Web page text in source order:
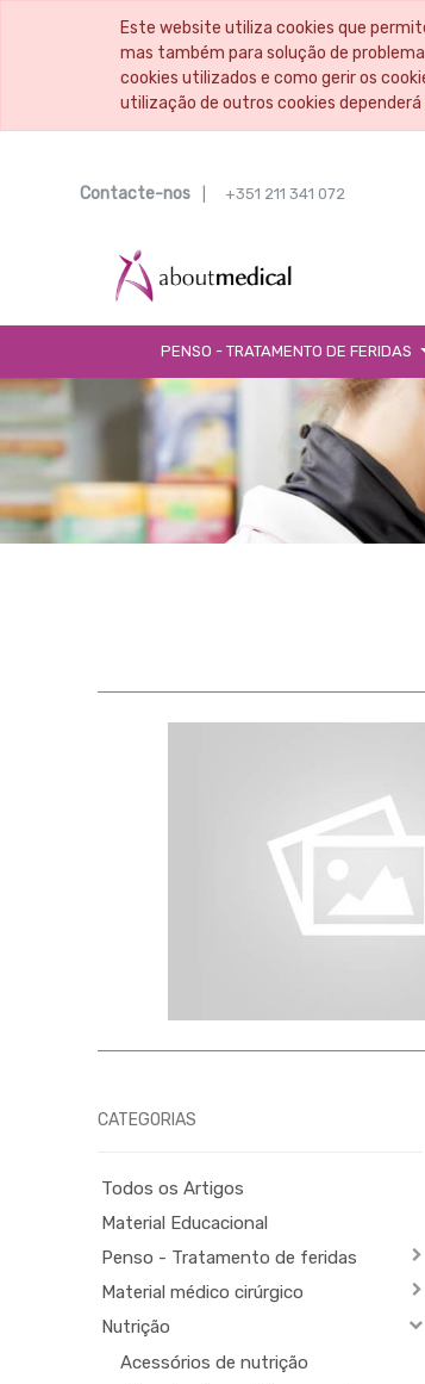
Este website utiliza cookies que
mas também para solução de
cookies utilizados e como gerir os
utilização de outros cookies
Contacte-nos +351 211 341 072
PENSO - TRATAMENTO DE FERIDAS
CATEGORIAS
Todos os Artigos
Material Educacional
Penso - Tratamento de feridas
Material médico cirúrgico
Nutrição
Acessórios de nutrição